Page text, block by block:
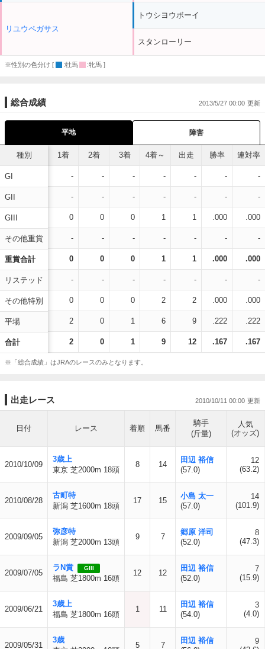
リユウペガサス
トウシヨウボーイ
スタンローリー
※性別の色分け [ :牡馬 :牝馬 ]
総合成績 2013/5/27 00:00
平地 障害
種別
GI
GII
GIII
その他重賞
重賞合計
リステッド
その他特別
平場
合計
1着 2着 3着 4着～ 出走 勝率 連対率
- - - - - - -
- - - - - - -
0 0 0 1 1 .000 .000
- - - - - - -
0 0 0 1 1 .000 .000
- - - - - - -
0 0 0 2 2 .000 .000
2 0 1 6 9 .222 .222
2 0 1 9 12 .167 .167
※「総合成績」はJRAのレースのみとなります。
出走レース 2010/10/11 00:00
日付 レース 着順 馬番
騎手
(斤量)
人気
(オッズ)
2010/10/09
3歳上
東京 芝2000m 18頭
8 14
田辺 裕信
(57.0)
12
(63.2)
2010/08/28
古町特
新潟 芝1600m 18頭
17 15
小島 太一
(57.0)
14
(101.9)
2009/09/05
弥彦特
新潟 芝2000m 13頭
9 7
郷原 洋司
(52.0)
8
(47.3)
2009/07/05
ラN賞 GIII
福島 芝1800m 16頭
12 12
田辺 裕信
(52.0)
7
(15.9)
2009/06/21
3歳上
福島 芝1800m 16頭
1 11
田辺 裕信
(54.0)
3
(4.0)
2009/05/31
3歳
5 7
田辺 裕信
9